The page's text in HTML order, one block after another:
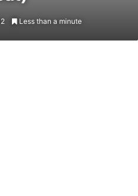
Less than a minute